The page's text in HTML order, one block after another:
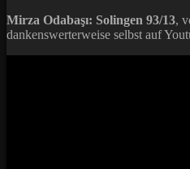
Mirza Odabaşı: Solingen 93/13,
dankenswerterweise selbst auf